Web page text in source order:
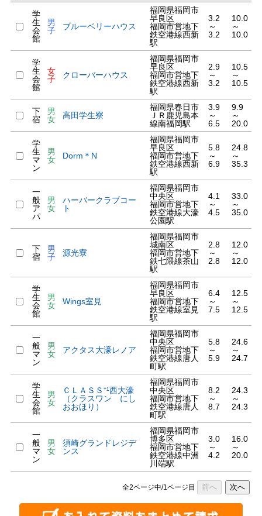
学
生
会
館
男
子
ブルーベリーハウス
福岡県福岡市
早良区
福岡市営地下
鉄空港線西新
駅
3.2
～
3.2
10.0
～
10.0
学
生
会
館
女
子
クローバーハウス
福岡県福岡市
早良区
福岡市営地下
鉄空港線西新
駅
2.9
～
3.2
10.5
～
10.5
下
宿
男
女
高田学生寮
福岡県春日市
ＪＲ鹿児島本
線南福岡駅
3.9
～
6.5
9.9
～
20.0
学
生
マ
ン
男
女
Dorm＊N
福岡県福岡市
早良区
福岡市営地下
鉄空港線西新
駅
5.8
～
6.9
24.8
～
35.3
一
般
ア
パ
男
女
ハーバークラブコー
ト
福岡県福岡市
中央区
福岡市営地下
鉄空港線大濠
公園駅
4.1
～
4.5
33.0
～
35.0
下
宿
男
子
源光寮
福岡県福岡市
城南区
福岡市営地下
鉄七隈線茶山
駅
2.8
～
2.8
12.0
～
12.0
学
生
会
館
男
女
Wings室見
福岡県福岡市
早良区
福岡市営地下
鉄空港線室見
駅
6.4
～
7.5
12.5
～
12.5
一
般
マ
ン
男
女
アクタス大濠レノア
福岡県福岡市
中央区
福岡市営地下
鉄空港線唐人
町駅
5.8
～
5.9
24.6
～
24.7
学
生
会
館
男
女
ＣＬＡＳＳ⁺¹西大濠
（クラスワン にし
おおほり）
福岡県福岡市
中央区
福岡市営地下
鉄空港線唐人
町駅
8.2
～
8.7
24.3
～
24.3
一
般
マ
ン
男
女
須崎グランドレジデ
ンス
福岡県福岡市
博多区
福岡市営地下
鉄空港線中洲
川端駅
3.0
～
4.2
16.0
～
20.0
全2ページ中/1ページ目 前へ 次へ